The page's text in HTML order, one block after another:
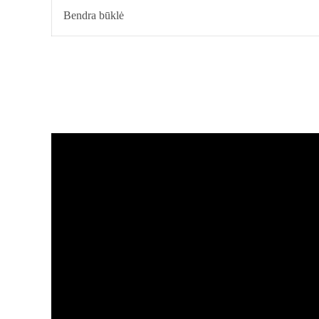
Bendra būklė